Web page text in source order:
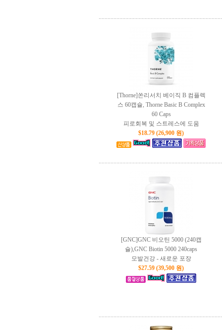
[Thorne]쏜리서치 베이직 B 컴플렉
스 60캡슐, Thorne Basic B Complex
60 Caps
피로회복 및 스트레스에 도움
$18.79 (26,900 원)
[GNC]GNC 비오틴 5000 (240캡
슐),GNC Biotin 5000 240caps
모발건강 - 새로운 포장
$27.59 (39,500 원)